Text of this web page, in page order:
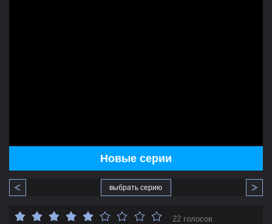
Новые серии
выбрать серию
22 голосов